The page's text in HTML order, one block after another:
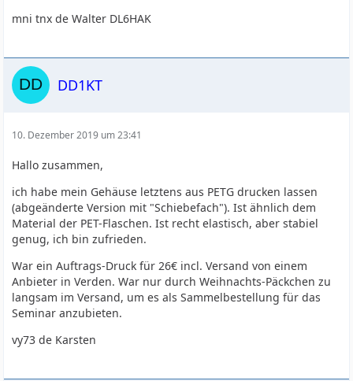
mni tnx de Walter DL6HAK
DD1KT
10. Dezember 2019 um 23:41
Hallo zusammen,
ich habe mein Gehäuse letztens aus PETG drucken lassen
(abgeänderte Version mit "Schiebefach"). Ist ähnlich dem
Material der PET-Flaschen. Ist recht elastisch, aber stabiel
genug, ich bin zufrieden.
War ein Auftrags-Druck für 26€ incl. Versand von einem
Anbieter in Verden. War nur durch Weihnachts-Päckchen zu
langsam im Versand, um es als Sammelbestellung für das
Seminar anzubieten.
vy73 de Karsten